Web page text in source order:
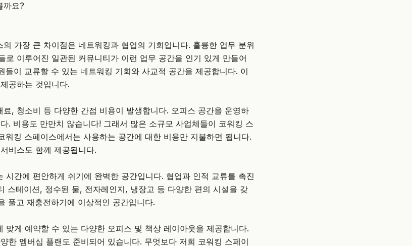
까요?
가장 큰 차이점은 네트워킹과 협업의 기회입니다. 훌륭한 업무 분위
로 이루어진 일관된 커뮤니티가 이런 업무 공간을 인기 있게 만들어
들이 교류할 수 있는 네트워킹 기회와 사교적 공간을 제공합니다. 이
공하는 것입니다.
, 청소비 등 다양한 간접 비용이 발생합니다. 오피스 공간을 운영하
. 비용도 만만치 않습니다! 그래서 많은 소규모 사업체들이 코워킹 스
워킹 스페이스에서는 사용하는 공간에 대한 비용만 지불하면 됩니다.
비스도 함께 제공됩니다.
시간에 편안하게 쉬기에 완벽한 공간입니다. 협업과 인적 교류를 촉진
스테이션, 정수된 물, 전자레인지, 냉장고 등 다양한 편의 시설을 갖
풀고 재충전하기에 이상적인 공간입니다.
맞게 예약할 수 있는 다양한 오피스 및 책상 레이아웃을 제공합니다.
한 멤버십 플랜도 준비되어 있습니다. 무엇보다 저희 코워킹 스페이